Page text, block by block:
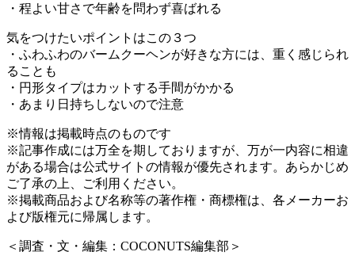
・程よい甘さで年齢を問わず喜ばれる
気をつけたいポイントはこの３つ
・ふわふわのバームクーヘンが好きな方には、重く感じられ
ることも
・円形タイプはカットする手間がかかる
・あまり日持ちしないので注意
※情報は掲載時点のものです
※記事作成には万全を期しておりますが、万が一内容に相違
がある場合は公式サイトの情報が優先されます。あらかじめ
ご了承の上、ご利用ください。
※掲載商品および名称等の著作権・商標権は、各メーカーお
よび版権元に帰属します。
＜調査・文・編集：COCONUTS編集部＞